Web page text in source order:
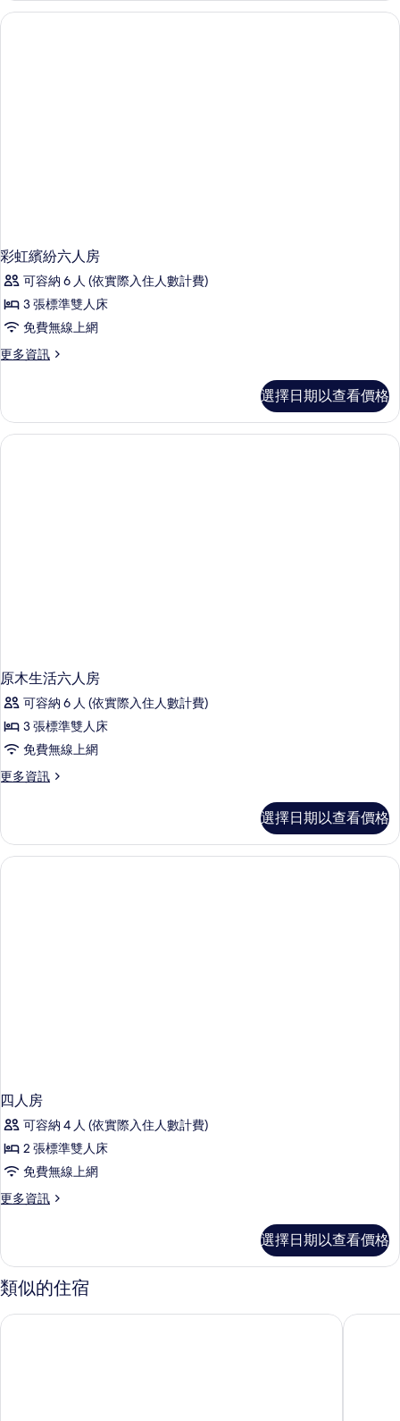
樓
虹
樓
彩虹繽紛六人房
可容納 6 人 (依實際入住人數計費)
3 張標準雙人床
免費無線上網
更多資訊
更
繽
紛
六
選擇日期以查看價格
原木生活六人房
可容納 6 人 (依實際入住人數計費)
3 張標準雙人床
免費無線上網
更多資訊
更
生
活
六
選擇日期以查看價格
四人房
可容納 4 人 (依實際入住人數計費)
2 張標準雙人床
免費無線上網
更多資訊
更
房
的
詳
選擇日期以查看價格
類似的住宿
涵暄精品宜蘭民宿 沐禾渡